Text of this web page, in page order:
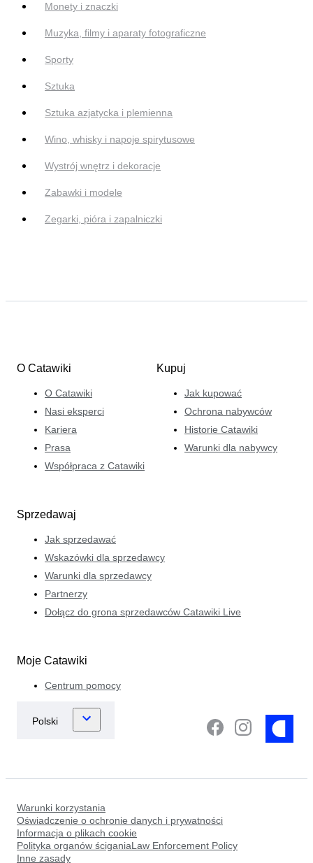
Monety i znaczki
Muzyka, filmy i aparaty fotograficzne
Sporty
Sztuka
Sztuka azjatycka i plemienna
Wino, whisky i napoje spirytusowe
Wystrój wnętrz i dekoracje
Zabawki i modele
Zegarki, pióra i zapalniczki
O Catawiki
O Catawiki
Nasi eksperci
Kariera
Prasa
Współpraca z Catawiki
Kupuj
Jak kupować
Ochrona nabywców
Historie Catawiki
Warunki dla nabywcy
Sprzedawaj
Jak sprzedawać
Wskazówki dla sprzedawcy
Warunki dla sprzedawcy
Partnerzy
Dołącz do grona sprzedawców Catawiki Live
Moje Catawiki
Centrum pomocy
Warunki korzystania
Oświadczenie o ochronie danych i prywatności
Informacja o plikach cookie
Polityka organów ściganiaLaw Enforcement Policy
Inne zasady